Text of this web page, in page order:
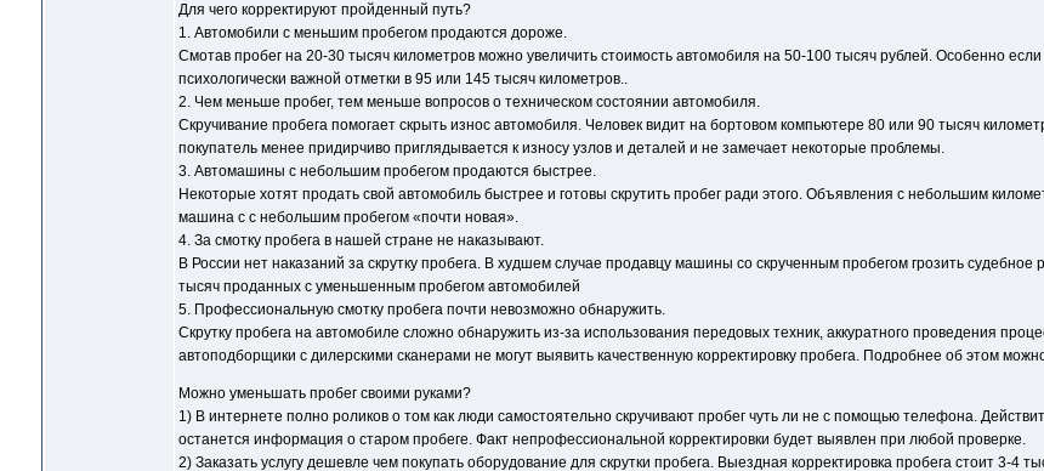
Для чего корректируют пройденный путь?
1. Автомобили с меньшим пробегом продаются дороже.
Смотав пробег на 20-30 тысяч километров можно увеличить стоимость автомобиля на 50-100 тысяч рублей. Особенно
психологически важной отметки в 95 или 145 тысяч километров..
2. Чем меньше пробег, тем меньше вопросов о техническом состоянии автомобиля.
Скручивание пробега помогает скрыть износ автомобиля. Человек видит на бортовом компьютере 80 или 90 тысяч
покупатель менее придирчиво приглядывается к износу узлов и деталей и не замечает некоторые проблемы.
3. Автомашины с небольшим пробегом продаются быстрее.
Некоторые хотят продать свой автомобиль быстрее и готовы скрутить пробег ради этого. Объявления с небольшим
машина с с небольшим пробегом «почти новая».
4. За смотку пробега в нашей стране не наказывают.
В России нет наказаний за скрутку пробега. В худшем случае продавцу машины со скрученным пробегом грозить
тысяч проданных с уменьшенным пробегом автомобилей
5. Профессиональную смотку пробега почти невозможно обнаружить.
Скрутку пробега на автомобиле сложно обнаружить из-за использования передовых техник, аккуратного проведения
автоподборщики с дилерскими сканерами не могут выявить качественную корректировку пробега. Подробнее об этом
Можно уменьшать пробег своими руками?
1) В интернете полно роликов о том как люди самостоятельно скручивают пробег чуть ли не с помощью телефона.
останется информация о старом пробеге. Факт непрофессиональной корректировки будет выявлен при любой проверке.
2) Заказать услугу дешевле чем покупать оборудование для скрутки пробега. Выездная корректировка пробега стоит 3-4